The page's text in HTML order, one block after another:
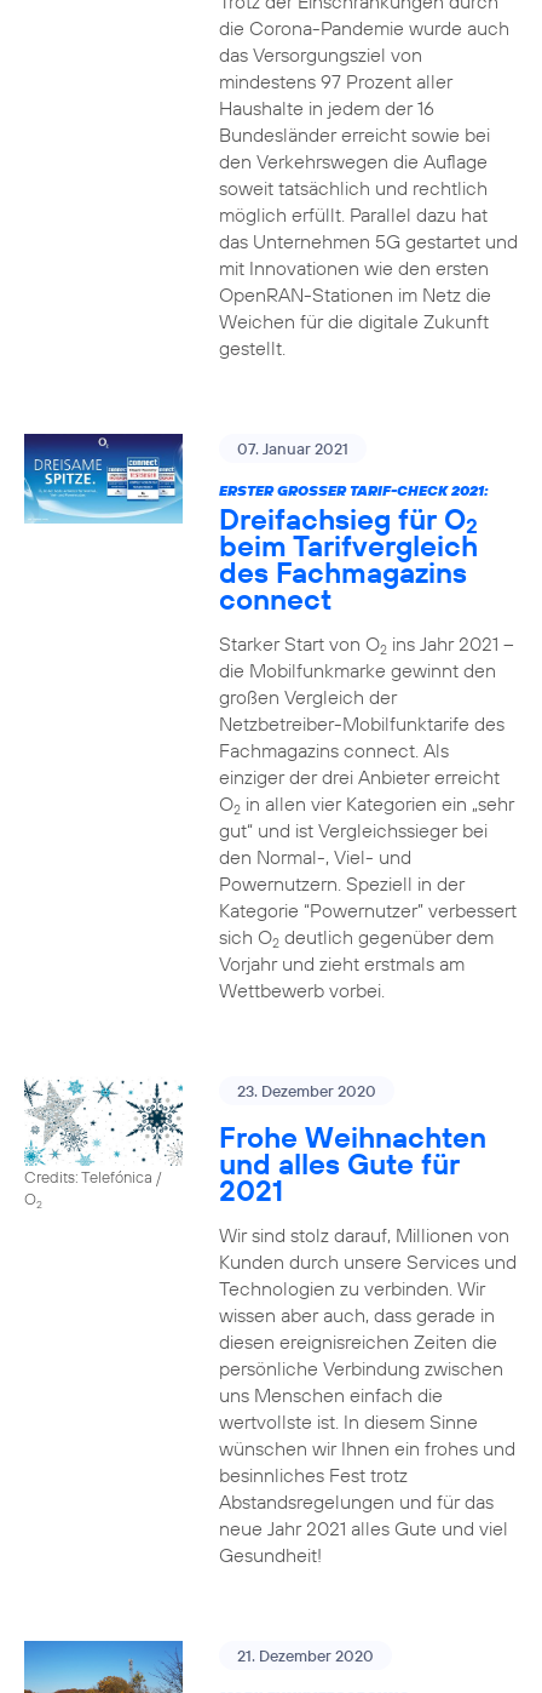
die Corona-Pandemie wurde auch
das Versorgungsziel von
mindestens 97 Prozent aller
Haushalte in jedem der 16
Bundesländer erreicht sowie bei
den Verkehrswegen die Auflage
soweit tatsächlich und rechtlich
möglich erfüllt. Parallel dazu hat
das Unternehmen 5G gestartet und
mit Innovationen wie den ersten
OpenRAN-Stationen im Netz die
Weichen für die digitale Zukunft
gestellt.
07. Januar 2021
ERSTER GROSSER TARIF-CHECK 2021:
Dreifachsieg für O2
beim Tarifvergleich
des Fachmagazins
connect
Starker Start von O2ins Jahr 2021 –
die Mobilfunkmarke gewinnt den
großen Vergleich der
Netzbetreiber-Mobilfunktarife des
Fachmagazins connect. Als
einziger der drei Anbieter erreicht
O2in allen vier Kategorien ein „sehr
gut“ und ist Vergleichssieger bei
den Normal-, Viel- und
Powernutzern. Speziell in der
Kategorie “Powernutzer” verbessert
sich O2deutlich gegenüber dem
Vorjahr und zieht erstmals am
Wettbewerb vorbei.
Credits: Telefónica /
O2
23. Dezember 2020
Frohe Weihnachten
und alles Gute für
2021
Wir sind stolz darauf, Millionen von
Kunden durch unsere Services und
Technologien zu verbinden. Wir
wissen aber auch, dass gerade in
diesen ereignisreichen Zeiten die
persönliche Verbindung zwischen
uns Menschen einfach die
wertvollste ist. In diesem Sinne
wünschen wir Ihnen ein frohes und
besinnliches Fest trotz
Abstandsregelungen und für das
neue Jahr 2021 alles Gute und viel
Gesundheit!
21. Dezember 2020